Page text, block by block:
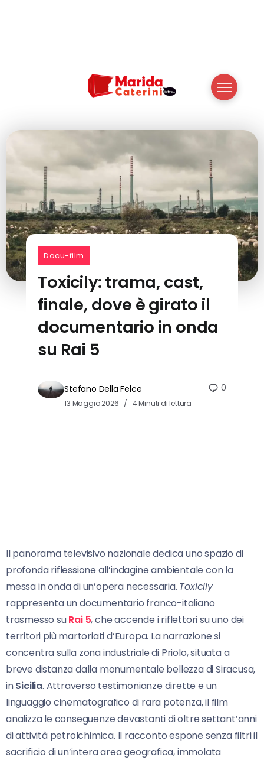
Docu-film
Toxicily: trama, cast,
finale, dove è girato il
documentario in onda
su Rai 5
Stefano Della Felce
13 Maggio 2026 4 Minuti di lettura
0
Il panorama televisivo nazionale dedica uno spazio di
profonda riflessione all’indagine ambientale con la
messa in onda di un’opera necessaria. Toxicily
rappresenta un documentario franco-italiano
trasmesso suRai 5, che accende i riflettori su uno dei
territori più martoriati d’Europa. La narrazione si
concentra sulla zona industriale di Priolo, situata a
breve distanza dalla monumentale bellezza di Siracusa,
inSicilia. Attraverso testimonianze dirette e un
linguaggio cinematografico di rara potenza, il film
analizza le conseguenze devastanti di oltre settant’anni
di attività petrolchimica. Il racconto espone senza filtri il
sacrificio di un’intera area geografica, immolata